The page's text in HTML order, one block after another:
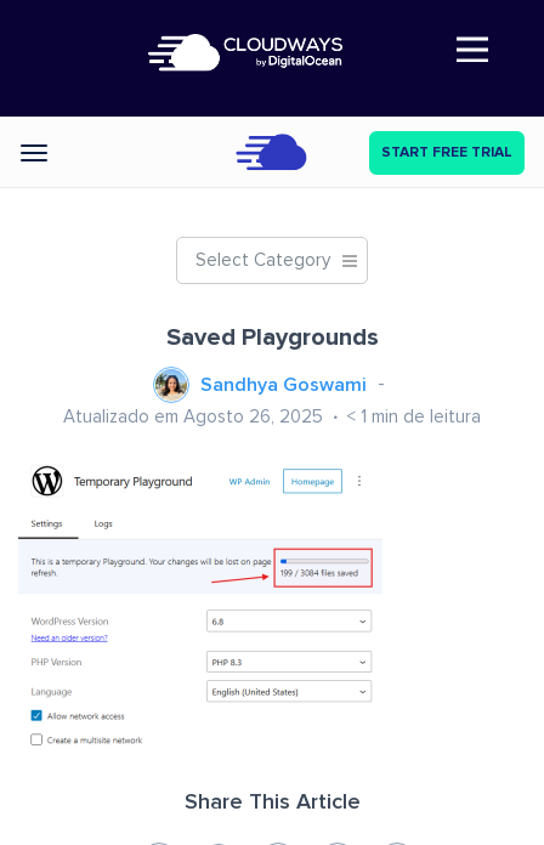
Abre a navegação
Categories START FREE TRIAL
Select Category
Saved Playgrounds
Sandhya Goswami
Atualizado em Agosto 26, 2025 < 1 min de leitura
Share This Article